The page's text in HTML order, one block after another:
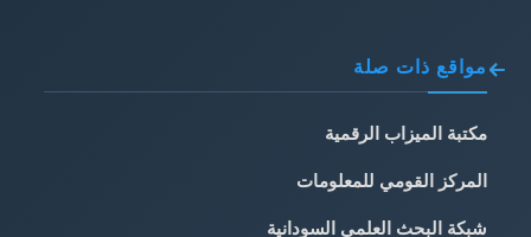
مواقع ذات صلة
مكتبة الميزاب الرقمية
المركز القومي للمعلومات
شبكة البحث العلمي السودانية